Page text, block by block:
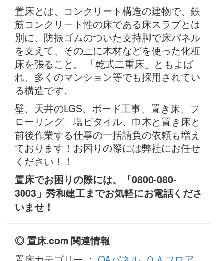
置床とは、コンクリート構造の建物で、鉄
筋コンクリート性の床である床スラブとは
別に、防振ゴムのついた支持脚で床パネル
を支えて、その上に木材などを使った化粧
床を張ること。 「乾式二重床」ともよば
れ、多くのマンション等でも採用されてい
る構造です。
壁、天井のLGS、ボード工事、置き床、フ
ローリング、塩ビタイル、巾木と置き床と
前後作業する仕事の一括請負の依頼も増え
ております！お困りの際には弊社にお任せ
ください！！
置床でお困りの際には、「0800-080-
3003」秀和建工までお気軽にお電話くださ
いませ！
◎ 置床.com 関連情報